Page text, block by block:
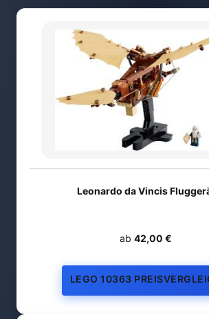
Leonardo da Vincis
ab 42,00 €
LEGO 10363